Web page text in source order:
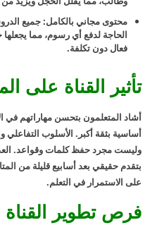
محتوى مجاني بالكامل: جميع
الحاجة لدفع أي رسوم، مما
فعال دون تكلفة.
تأثير القناة على
أشاد المتعلمون بتحسن مهاراتهم في
أساسية بثقة أكبر. الأسلوب التفاعلي
وليست مجرد حفظ كلمات وقواعد.
بتقدم حقيقي بعد أسابيع قليلة من
على الاستمرار في التعلم.
فرص تطوير القناة